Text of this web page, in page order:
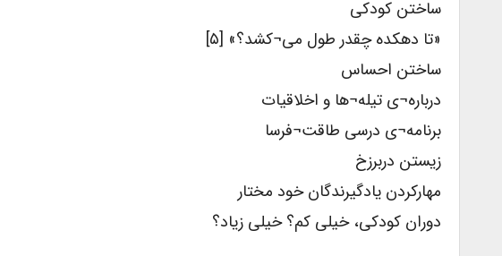
ساختن کودکی
«تا دهکده چقدر طول می¬کشد؟» [۵]
ساختن احساس
درباره¬ی تیله¬ها و اخلاقیات
برنامه¬ی درسی طاقت¬فرسا
زیستن دربرزخ
مهارکردن یادگیرندگان خود مختار
دوران کودکی، خیلی کم؟ خیلی زیاد؟